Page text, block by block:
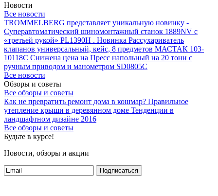
Новости
Все новости
TROMMELBERG представляет уникальную новинку -
Суперавтоматический шиномонтажный станок 1889NV с
«третьей рукой» PL1390H . Новинка Рассухариватель
клапанов универсальный, кейс, 8 предметов МАСТАК 103-
10118C Снижена цена на Пресс напольный на 20 тонн с
ручным приводом и манометром SD0805C
Все новости
Обзоры и советы
Все обзоры и советы
Как не превратить ремонт дома в кошмар? Правильное
утепление крыши в деревянном доме Тенденции в
ландшафтном дизайне 2016
Все обзоры и советы
Будьте в курсе!
Новости, обзоры и акции
Подписаться